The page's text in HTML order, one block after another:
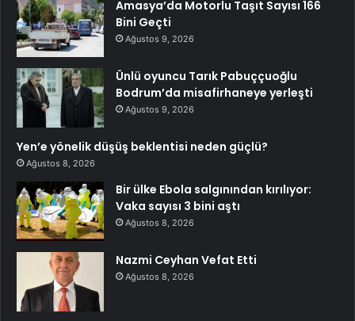
Amasya’da Motorlu Taşıt Sayısı 166
Bini Geçti
Ağustos 9, 2026
Ünlü oyuncu Tarık Pabuççuoğlu
Bodrum’da misafirhaneye yerleşti
Ağustos 9, 2026
Yen’e yönelik düşüş beklentisi neden güçlü?
Ağustos 8, 2026
Bir ülke Ebola salgınından kırılıyor:
Vaka sayısı 3 bini aştı
Ağustos 8, 2026
Nazmi Ceyhan Vefat Etti
Ağustos 8, 2026